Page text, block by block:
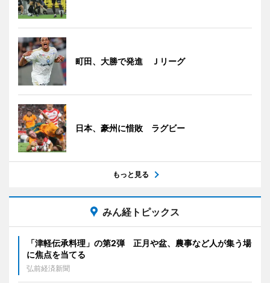
町田、大勝で発進 Ｊリーグ
日本、豪州に惜敗 ラグビー
もっと見る
みん経トピックス
「津軽伝承料理」の第2弾 正月や盆、農事など人が集う場
に焦点を当てる
弘前経済新聞